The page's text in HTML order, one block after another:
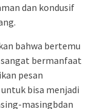
dan kondusif
bahwa bertemu
bermanfaat
pesan
bisa menjadi
masingbdan